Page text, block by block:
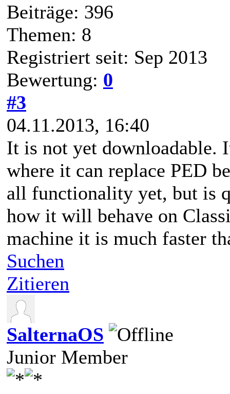
Beiträge: 396
Themen: 8
Registriert seit: Sep 2013
Bewertung: 0
#3
04.11.2013, 16:40
It is not yet downloadable.
where it can replace PED
all functionality yet, but is
how it will behave on
machine it is much faster
Suchen
Zitieren
SalternaOS
Junior Member